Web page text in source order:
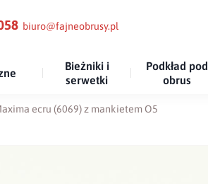
biuro@fajneobrusy.pl
Bieżniki i
serwetki
Podkład pod
obrus
ecru (6069) z mankietem O5